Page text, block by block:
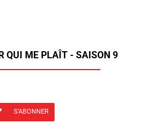
QUI ME PLAÎT - SAISON 9
S'ABONNER